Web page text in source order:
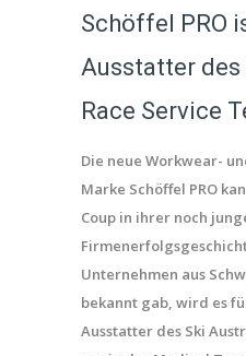
Schöffel PRO
Ausstatter des
Race Service
Die neue Workwear-
Marke Schöffel PRO
Coup in ihrer noch
Unternehmen aus
bekannt gab, wird es
Ausstatter des Ski